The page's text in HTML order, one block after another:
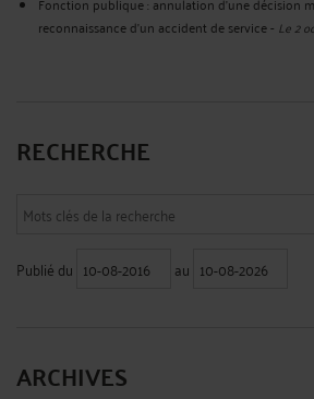
reconnaissance d'un accident de service- Le 2
RECHERCHE
Publié du au
ARCHIVES